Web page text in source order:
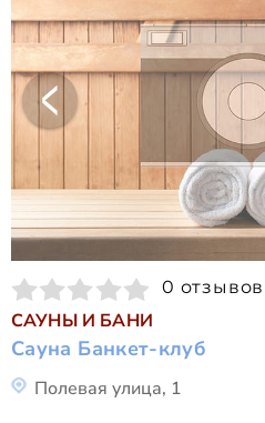
0 отзывов
САУНЫ И БАНИ
Сауна Банкет-клуб
Полевая улица, 1